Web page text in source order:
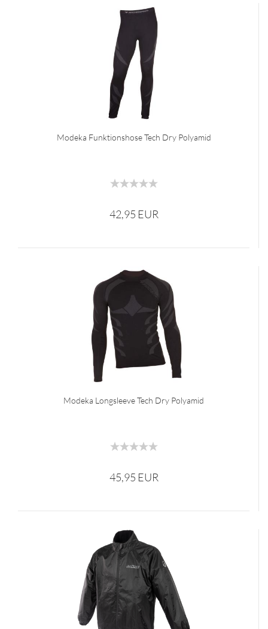
Modeka Funktionshose Tech Dry Polyamid
42,95 EUR
Modeka Longsleeve Tech Dry Polyamid
45,95 EUR